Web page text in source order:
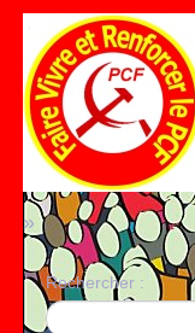
»
Rechercher :